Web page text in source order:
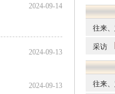
2024-09-14
2024-09-13
2024-09-13